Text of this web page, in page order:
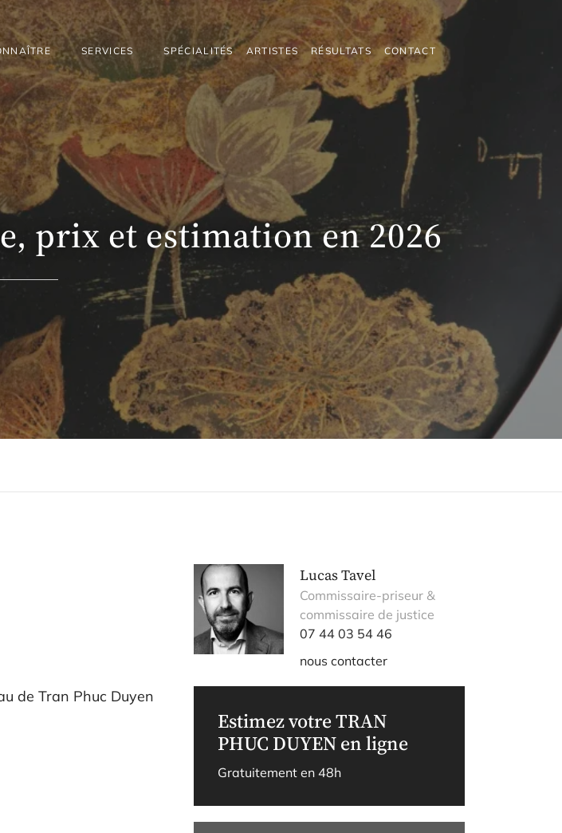
SERVICES SPÉCIALITÉS ARTISTES RÉSULTATS CONTACT
prix et estimation en 2026
de Tran Phuc Duyen
Lucas Tavel
Commissaire-priseur &
commissaire de justice
07 44 03 54 46
nous contacter
Estimez votre TRAN
PHUC DUYEN en ligne
Gratuitement en 48h